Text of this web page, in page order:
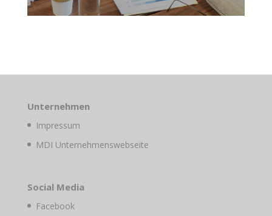
Unternehmen
Impressum
MDI Unternehmenswebseite
Social Media
Facebook